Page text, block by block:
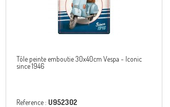
Tôle peinte emboutie 30x40cm Vespa - Iconic
since 1946
Reference : U952302